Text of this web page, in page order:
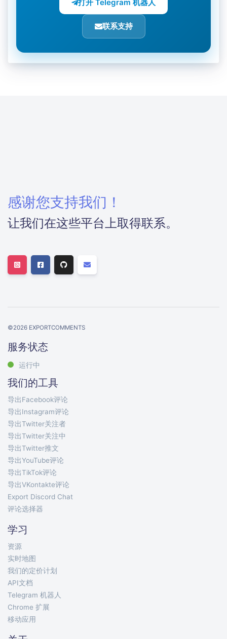
打开 Telegram 机器人
联系支持
感谢您支持我们！
让我们在这些平台上取得联系。
©2026 EXPORTCOMMENTS
服务状态
运行中
我们的工具
导出Facebook评论
导出Instagram评论
导出Twitter关注者
导出Twitter关注中
导出Twitter推文
导出YouTube评论
导出TikTok评论
导出VKontakte评论
Export Discord Chat
评论选择器
学习
资源
实时地图
我们的定价计划
API文档
Telegram 机器人
Chrome 扩展
移动应用